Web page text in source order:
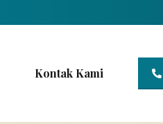
Kontak Kami